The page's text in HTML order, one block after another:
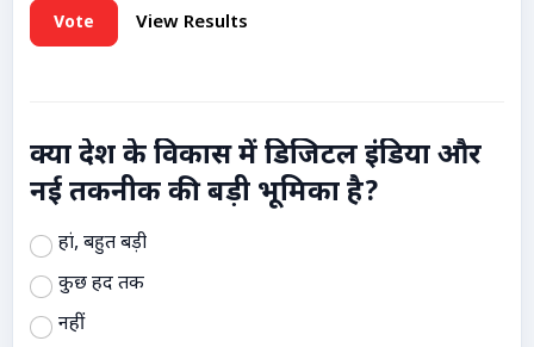
Vote View Results
क्या देश के विकास में डिजिटल इंडिया और
नई तकनीक की बड़ी भूमिका है?
हां, बहुत बड़ी
कुछ हद तक
नहीं